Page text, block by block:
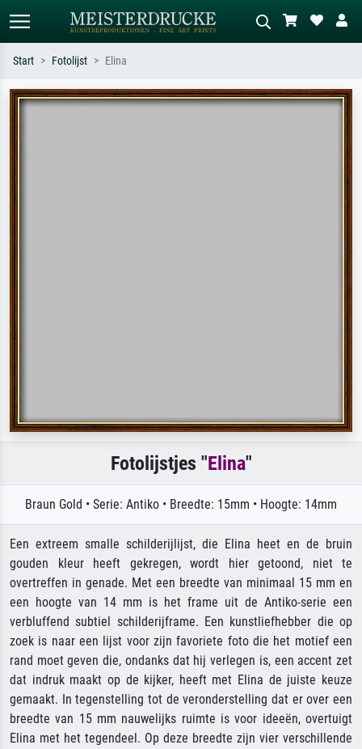
Standaard zoeken AI-beeldzoeker
Zoek op kunstenaar, titel of stijl – bijv.
Start Fotolijst Elina
Fotolijstjes "Elina"
Braun Gold • Serie: Antiko • Breedte: 15mm • Hoogte: 14mm
Een extreem smalle schilderijlijst, die Elina heet en de bruin
gouden kleur heeft gekregen, wordt hier getoond, niet te
overtreffen in genade. Met een breedte van minimaal 15 mm en
een hoogte van 14 mm is het frame uit de Antiko-serie een
verbluffend subtiel schilderijframe. Een kunstliefhebber die op
zoek is naar een lijst voor zijn favoriete foto die het motief een
rand moet geven die, ondanks dat hij verlegen is, een accent zet
dat indruk maakt op de kijker, heeft met Elina de juiste keuze
gemaakt. In tegenstelling tot de veronderstelling dat er over een
breedte van 15 mm nauwelijks ruimte is voor ideeën, overtuigt
Elina met het tegendeel. Op deze breedte zijn vier verschillende